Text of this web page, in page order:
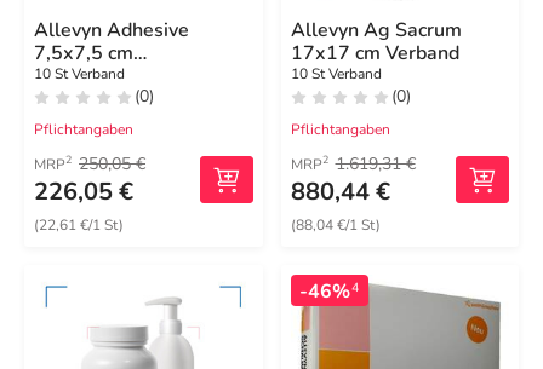
Allevyn Adhesive
7,5x7,5 cm
hydrozell.Verband
10 St Verband
(0)
Pflichtangaben
MRP2 250,05 €
226,05 €
(22,61 €/1 St)
Allevyn Ag Sacrum
17x17 cm Verband
10 St Verband
(0)
Pflichtangaben
MRP2 1.619,31 €
880,44 €
(88,04 €/1 St)
-46%4